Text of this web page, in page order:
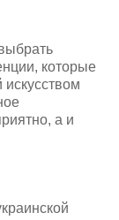
которые
а и